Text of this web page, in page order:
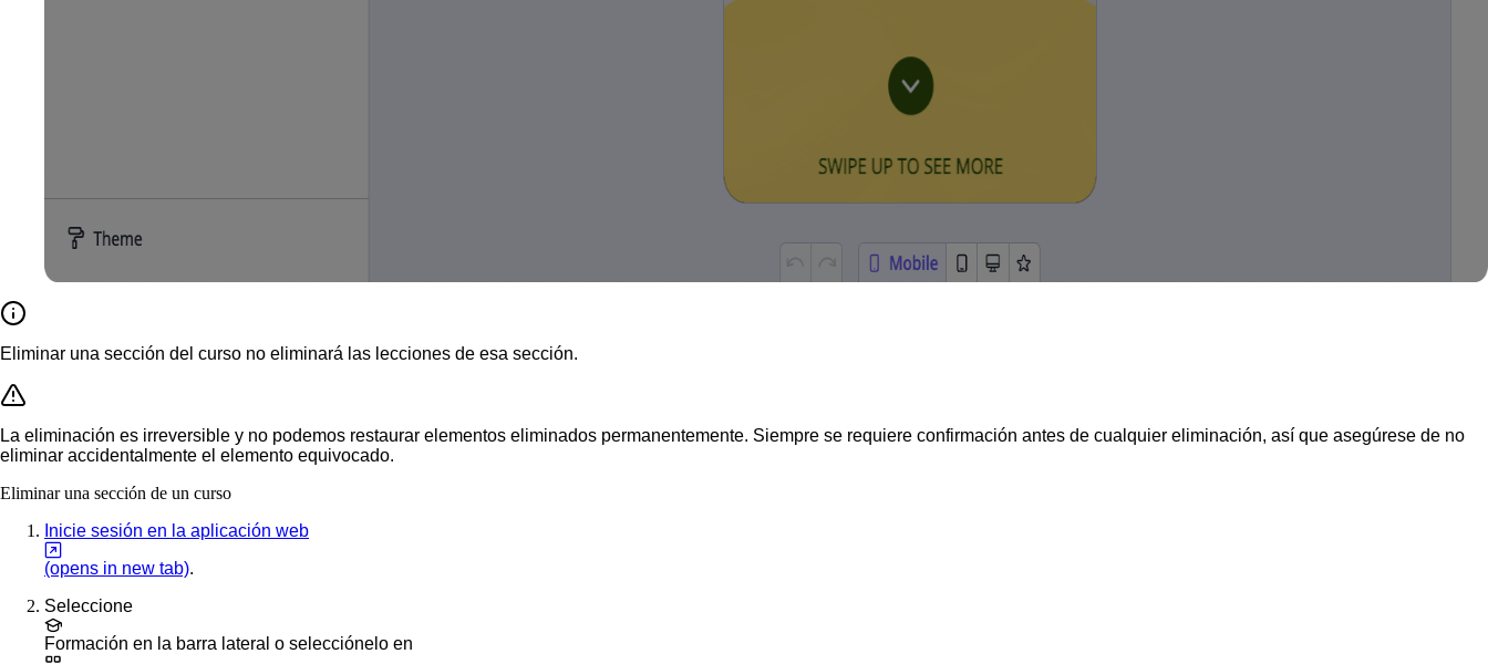
Eliminar una sección del curso no eliminará las lecciones de esa sección.
La eliminación es irreversible y no podemos restaurar elementos eliminados permanentemente. Siempre se requiere confirmación antes de cualquier eliminación, así que asegúrese de no
eliminar accidentalmente el elemento equivocado.
Eliminar una sección de un curso
Inicie sesión en la aplicación web
(opens in new tab).
Seleccione
Formación en la barra lateral o selecciónelo en